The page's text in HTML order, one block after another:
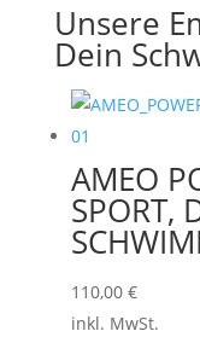
Unsere
Dein
AMEO
SPORT,
110,00 €
inkl. MwSt.